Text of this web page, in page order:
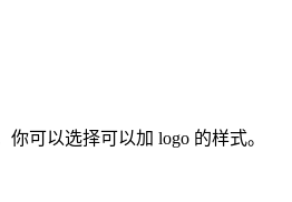
可以选择可以加 logo 的样式。